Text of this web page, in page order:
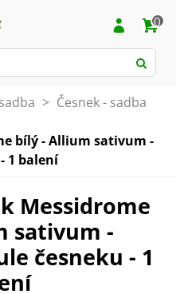
0
> Česnek - sadba
bílý - Allium sativum -
1 balení
Messidrome
sativum -
česneku - 1